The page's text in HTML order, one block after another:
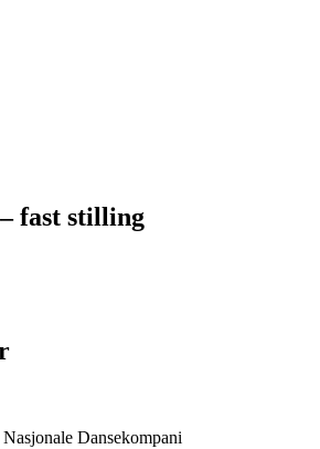
fast stilling
Dansekompani